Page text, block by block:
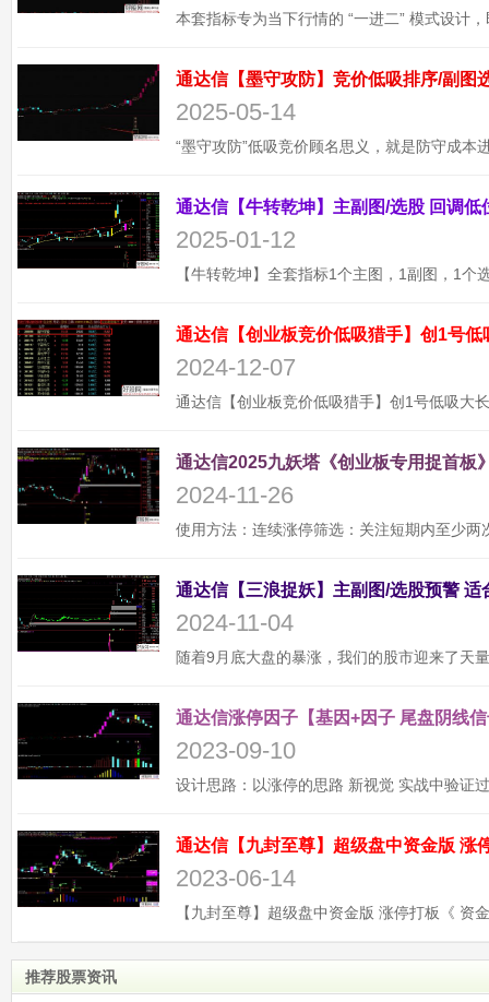
2025-05-14
2025-01-12
通达信【创业板竞价低吸猎手】创1号
2024-12-07
通达信2025九妖塔《创业板专用捉首板
2024-11-26
2024-11-04
通达信涨停因子【基因+因子 尾盘阴线
2023-09-10
2023-06-14
推荐股票资讯